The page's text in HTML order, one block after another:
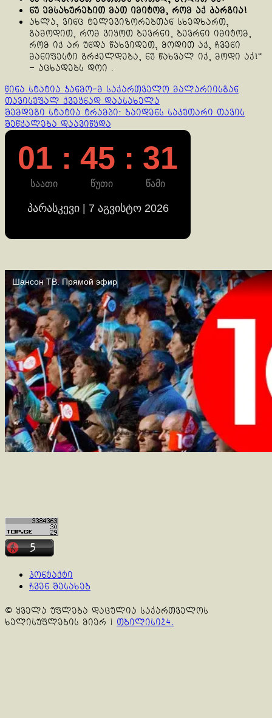
ნუ ემსახურებით მათ იმიტომ, რომ აქ კარგია!
ახლა, ვინც ტელევიზორებთან სხედხართ,
გამოდით, რომ ვიყოთ ბევრნი, ბევრნი იმიტომ,
რომ იქ არ უნდა წახვიდეთ, მოდით აქ, ჩვენი
მანიფესტი გრძელდება, ნუ წახვალ იქ, მოდი აქ!“
– აცხადებს დოი .
Continue
Reading
წინა სტატია ჯანმო-მ საქართველო მალარიისგან
თავისუფალ ქვეყნად დაასახელა
შემდეგი სტატია ტრამპი: ბაიდენს საკუთარი თავის
შეწყალება დაავიწყდა
01 : 45 : 31
საათი წუთი წამი
პარასკევი | 7 აგვისტო 2026
კონტაქტი
ჩვენ შესახებ
© ყველა უფლება დაცულია საქართველოს
ხელისუფლების მიერ | თბილისი24.